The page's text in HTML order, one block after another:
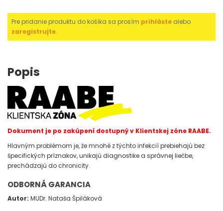
Pre pridanie produktu do košíka sa prosím prihláste alebo
zaregistrujte.
Popis
Dokument je po zakúpení dostupný v Klientskej zóne RAABE.
Hlavným problémom je, že mnohé z týchto infekcií prebiehajú bez
špecifických príznakov, unikajú diagnostike a správnej liečbe,
prechádzajú do chronicity.
ODBORNÁ GARANCIA
Autor: MUDr. Nataša Špiláková